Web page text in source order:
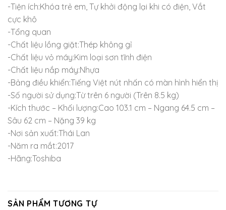
-Tiện ích:Khóa trẻ em, Tự khởi động lại khi có điện, Vắt
cực khô
-Tổng quan
-Chất liệu lồng giặt:Thép không gỉ
-Chất liệu vỏ máy:Kim loại sơn tĩnh điện
-Chất liệu nắp máy:Nhựa
-Bảng điều khiển:Tiếng Việt nút nhấn có màn hình hiển thị
-Số người sử dụng:Từ trên 6 người (Trên 8.5 kg)
-Kích thước – Khối lượng:Cao 103.1 cm – Ngang 64.5 cm –
Sâu 62 cm – Nặng 39 kg
-Nơi sản xuất:Thái Lan
-Năm ra mắt:2017
-Hãng:Toshiba
SẢN PHẨM TƯƠNG TỰ